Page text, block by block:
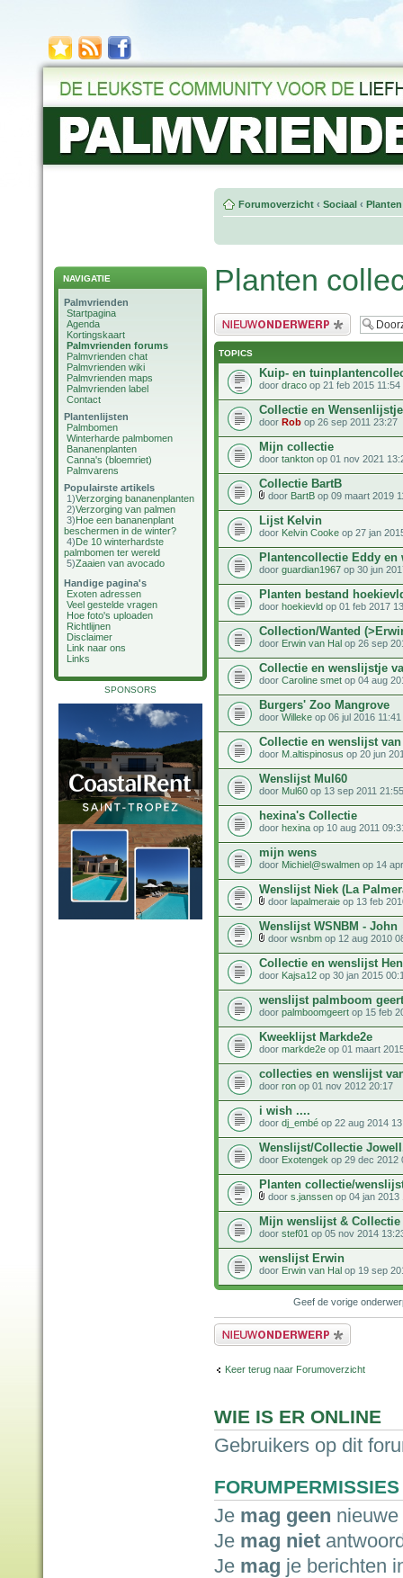
NAVIGATIE
Palmvrienden
Startpagina
Agenda
Kortingskaart
Palmvrienden forums
Palmvrienden chat
Palmvrienden wiki
Palmvrienden maps
Palmvrienden label
Contact
Plantenlijsten
Palmbomen
Winterharde palmbomen
Bananenplanten
Canna's (bloemriet)
Palmvarens
Populairste artikels
1)Verzorging bananenplanten
2)Verzorging van palmen
3)Hoe een bananenplant
beschermen in de winter?
4)De 10 winterhardste
palmbomen ter wereld
5)Zaaien van avocado
Handige pagina's
Exoten adressen
Veel gestelde vragen
Hoe foto's uploaden
Richtlijnen
Disclaimer
Link naar ons
Links
SPONSORS
Forumoverzicht ‹ Sociaal ‹
Planten
Plaats een nieuw bericht
TOPICS
Kuip- en
door draco op 21 feb 2015 11:54
Collectie en
door Rob op 26 sep 2011 23:27
Mijn collectie
door tankton op 01 nov 2021
Collectie BartB
door BartB op 09 maart 2019
Lijst Kelvin
door Kelvin Cooke op 27 jan
Plantencollectie Eddy en
door guardian1967 op 30 jun
Planten bestand
door hoekievld op 01 feb 2017
Collection/Wanted
door Erwin van Hal op 26 sep
Collectie en wenslijstje
door Caroline smet op 04 aug
Burgers' Zoo Mangrove
door Willeke op 06 jul 2016 11:41
Collectie en wenslijst
door M.altispinosus op 20 jun
Wenslijst Mul60
door Mul60 op 13 sep 2011 21:55
hexina's Collectie
door hexina op 10 aug 2011
mijn wens
door Michiel@swalmen op 14
Wenslijst Niek (La
door lapalmeraie op 13 feb
Wenslijst WSNBM - John
door wsnbm op 12 aug 2010
Collectie en wenslijst
door Kajsa12 op 30 jan 2015
wenslijst palmboom geert
door palmboomgeert op 15 feb
Kweeklijst Markde2e
door markde2e op 01 maart
collecties en wenslijst
door ron op 01 nov 2012 20:17
i wish ....
door dj_embé op 22 aug 2014
Wenslijst/Collectie
door Exotengek op 29 dec 2012
Planten collectie/
door s.janssen op 04 jan 2013
Mijn wenslijst & Collectie
door stef01 op 05 nov 2014
wenslijst Erwin
door Erwin van Hal op 19 sep
Geef de vorige
Plaats een nieuw bericht
Keer terug naar Forumoverzicht
WIE IS ER ONLINE
Gebruikers op dit
FORUMPERMISSIES
Je mag geen
Je mag niet
Je mag je berichten